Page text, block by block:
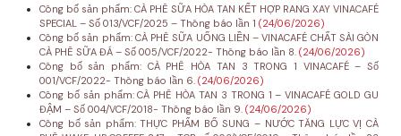
Công bố sản phẩm: CÀ PHÊ SỮA HÒA TAN KẾT HỢP RANG XAY VINACAFÉ
SPECIAL – Số 013/VCF/2025 – Thông báo lần 1 (24/06/2026)
Công bố sản phẩm: CÀ PHÊ SỮA UỐNG LIỀN – VINACAFÉ CHẤT SÀI GÒN
CÀ PHÊ SỮA ĐÁ – Số 005/VCF/2022- Thông báo lần 8. (24/06/2026)
Công bố sản phẩm: CÀ PHÊ HÒA TAN 3 TRONG 1 VINACAFÉ – Số
001/VCF/2022- Thông báo lần 6. (24/06/2026)
Công bố sản phẩm: CÀ PHÊ HÒA TAN 3 TRONG 1 – VINACAFÉ GOLD GU
ĐẬM – Số 004/VCF/2018- Thông báo lần 9. (24/06/2026)
Công bố sản phẩm: THỰC PHẨM BỔ SUNG – NƯỚC TĂNG LỰC VỊ CÀ